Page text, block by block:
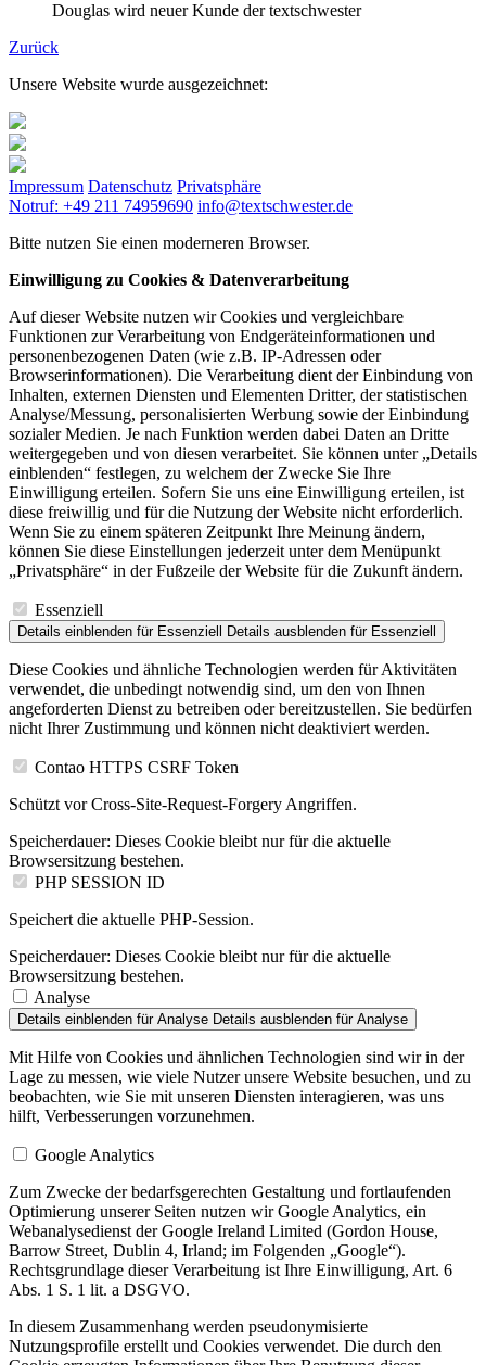
Douglas wird neuer Kunde der textschwester
Zurück
Unsere Website wurde ausgezeichnet:
Impressum Datenschutz Privatsphäre
Notruf: +49 211 74959690 info@textschwester.de
Bitte nutzen Sie einen moderneren Browser.
Einwilligung zu Cookies & Datenverarbeitung
Auf dieser Website nutzen wir Cookies und vergleichbare
Funktionen zur Verarbeitung von Endgeräteinformationen und
personenbezogenen Daten (wie z.B. IP-Adressen oder
Browserinformationen). Die Verarbeitung dient der Einbindung von
Inhalten, externen Diensten und Elementen Dritter, der statistischen
Analyse/Messung, personalisierten Werbung sowie der Einbindung
sozialer Medien. Je nach Funktion werden dabei Daten an Dritte
weitergegeben und von diesen verarbeitet. Sie können unter „Details
einblenden“ festlegen, zu welchem der Zwecke Sie Ihre
Einwilligung erteilen. Sofern Sie uns eine Einwilligung erteilen, ist
diese freiwillig und für die Nutzung der Website nicht erforderlich.
Wenn Sie zu einem späteren Zeitpunkt Ihre Meinung ändern,
können Sie diese Einstellungen jederzeit unter dem Menüpunkt
„Privatsphäre“ in der Fußzeile der Website für die Zukunft ändern.
Essenziell
Details einblenden für Essenziell Details ausblenden für Essenziell
Diese Cookies und ähnliche Technologien werden für Aktivitäten
verwendet, die unbedingt notwendig sind, um den von Ihnen
angeforderten Dienst zu betreiben oder bereitzustellen. Sie bedürfen
nicht Ihrer Zustimmung und können nicht deaktiviert werden.
Contao HTTPS CSRF Token
Schützt vor Cross-Site-Request-Forgery Angriffen.
Speicherdauer: Dieses Cookie bleibt nur für die aktuelle
Browsersitzung bestehen.
PHP SESSION ID
Speichert die aktuelle PHP-Session.
Speicherdauer: Dieses Cookie bleibt nur für die aktuelle
Browsersitzung bestehen.
Analyse
Details einblenden für Analyse Details ausblenden für Analyse
Mit Hilfe von Cookies und ähnlichen Technologien sind wir in der
Lage zu messen, wie viele Nutzer unsere Website besuchen, und zu
beobachten, wie Sie mit unseren Diensten interagieren, was uns
hilft, Verbesserungen vorzunehmen.
Google Analytics
Zum Zwecke der bedarfsgerechten Gestaltung und fortlaufenden
Optimierung unserer Seiten nutzen wir Google Analytics, ein
Webanalysedienst der Google Ireland Limited (Gordon House,
Barrow Street, Dublin 4, Irland; im Folgenden „Google“).
Rechtsgrundlage dieser Verarbeitung ist Ihre Einwilligung, Art. 6
Abs. 1 S. 1 lit. a DSGVO.
In diesem Zusammenhang werden pseudonymisierte
Nutzungsprofile erstellt und Cookies verwendet. Die durch den